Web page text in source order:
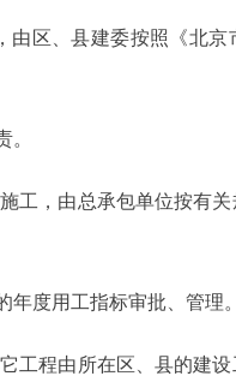
区、县建委按照《北京
，由总承包单位按有关
度用工指标审批、管理。
程由所在区、县的建设